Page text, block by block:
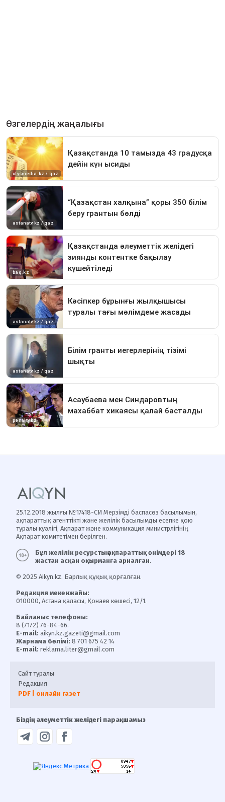
25.12.2018 жылғы №17418-СИ Мерзімді баспасөз басылымын,
ақпараттық агенттікті және желілік басылымды есепке қою
туралы куәлігі, Ақпарат және коммуникация министрлігінің
Ақпарат комитетімен берілген.
Бұл желілік ресурстың ақпараттық өнімдері 18
жастан асқан оқырманға арналған.
© 2025 Aikyn.kz. Барлық құқық қорғалған.
Редакция мекенжайы:
010000, Астана қаласы, Қонаев көшесі, 12/1.
Байланыс телефоны:
8 (7172) 76-84-66.
E-mail: aikyn.kz.gazeti@gmail.com
Жарнама бөлімі: 8 701 675 42 14
E-mail: reklama.liter@gmail.com
Сайт туралы
Редакция
PDF | онлайн газет
Біздің әлеуметтік желідегі парақшамыз